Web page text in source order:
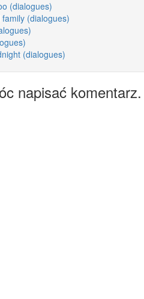
(dialogues)
(dialogues)
(dialogues)
napisać komentarz.